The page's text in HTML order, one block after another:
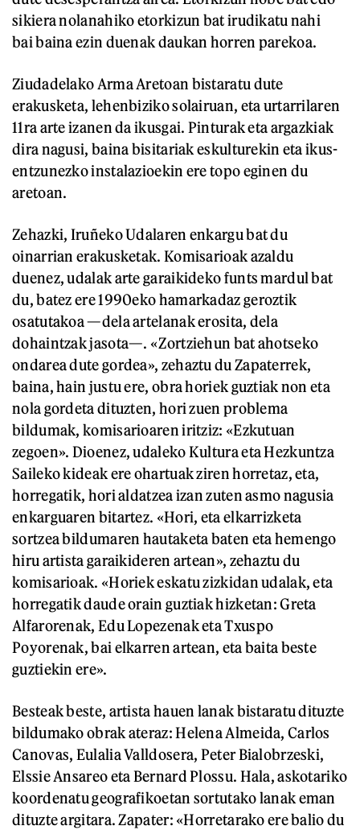
sikiera nolanahiko etorkizun bat irudikatu nahi
bai baina ezin duenak daukan horren parekoa.
Ziudadelako Arma Aretoan bistaratu dute
erakusketa, lehenbiziko solairuan, eta urtarrilaren
11ra arte izanen da ikusgai. Pinturak eta argazkiak
dira nagusi, baina bisitariak eskulturekin eta ikus-
entzunezko instalazioekin ere topo eginen du
aretoan.
Zehazki, Iruñeko Udalaren enkargu bat du
oinarrian erakusketak. Komisarioak azaldu
duenez, udalak arte garaikideko funts mardul bat
du, batez ere 1990eko hamarkadaz geroztik
osatutakoa —dela artelanak erosita, dela
dohaintzak jasota—. «Zortziehun bat ahotseko
ondarea dute gordea», zehaztu du Zapaterrek,
baina, hain justu ere, obra horiek guztiak non eta
nola gordeta dituzten, hori zuen problema
bildumak, komisarioaren iritziz: «Ezkutuan
zegoen». Dioenez, udaleko Kultura eta Hezkuntza
Saileko kideak ere ohartuak ziren horretaz, eta,
horregatik, hori aldatzea izan zuten asmo nagusia
enkarguaren bitartez. «Hori, eta elkarrizketa
sortzea bildumaren hautaketa baten eta hemengo
hiru artista garaikideren artean», zehaztu du
komisarioak. «Horiek eskatu zizkidan udalak, eta
horregatik daude orain guztiak hizketan: Greta
Alfarorenak, Edu Lopezenak eta Txuspo
Poyorenak, bai elkarren artean, eta baita beste
guztiekin ere».
Besteak beste, artista hauen lanak bistaratu dituzte
bildumako obrak ateraz: Helena Almeida, Carlos
Canovas, Eulalia Valldosera, Peter Bialobrzeski,
Elssie Ansareo eta Bernard Plossu. Hala, askotariko
koordenatu geografikoetan sortutako lanak eman
dituzte argitara. Zapater: «Horretarako ere balio du